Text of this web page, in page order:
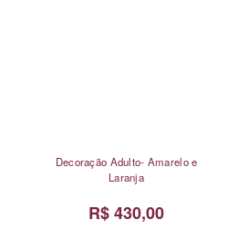
Decoração Adulto- Amarelo e
Laranja
R$ 430,00